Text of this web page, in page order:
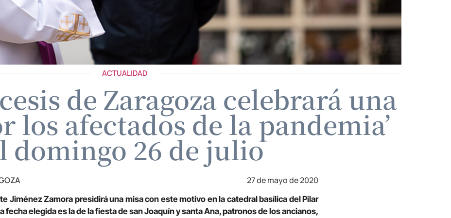
ACTUALIDAD
de Zaragoza celebrará una
los afectados de la pandemia’
domingo 26 de julio
27 de mayo de 2020
Jiménez Zamora presidirá una misa con este motivo en la catedral basílica del Pilar
fecha elegida es la de la fiesta de san Joaquín y santa Ana, patronos de los ancianos,